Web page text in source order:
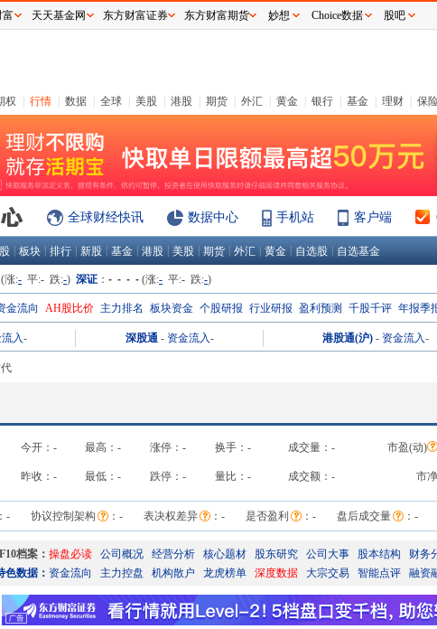
权 行情 数据 全球 美股 港股 期货 外汇 黄金 银行 基金 理财 保
全球财经快讯 数据中心 手机站 客户端
板块 排行 新股 基金 港股 美股 期货 外汇 黄金 自选股 自选基金
(涨:- 平:- 跌:-) 深证 ： - - - - (涨:- 平:- 跌:-)
金流向 AH股比价 主力排名 板块资金 个股研报 行业研报 盈利预测 千股千评 年报季
入- 深股通 - 资金流入- 港股通(沪) - 资金流入-
今开： - 最高： - 涨停： - 换手： - 成交量： - 市盈(动)
昨收： - 最低： - 跌停： - 量比： - 成交额： - 市净
： - 协议控制架构 ： - 表决权差异 ： - 是否盈利 ： - 盘后成交量 ： -
F10档案： 操盘必读 公司概况 经营分析 核心题材 股东研究 公司大事 股本结构 财务
色数据： 资金流向 主力控盘 机构散户 龙虎榜单 深度数据 大宗交易 智能点评 融资
富 天天基金网 东方财富证券 东方财富期货 妙想 Choice数据 股吧